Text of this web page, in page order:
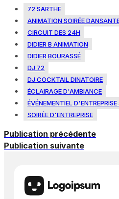
72 SARTHE
ANIMATION SOIRÉE
CIRCUIT DES 24H
DIDIER B ANIMATION
DIDIER BOURASSÉ
DJ 72
DJ COCKTAIL DINATOIRE
ÉCLAIRAGE D'AMBIANCE
ÉVÉNEMENTIEL
SOIRÉE D'ENTREPRISE
Publication précédente
Publication suivante